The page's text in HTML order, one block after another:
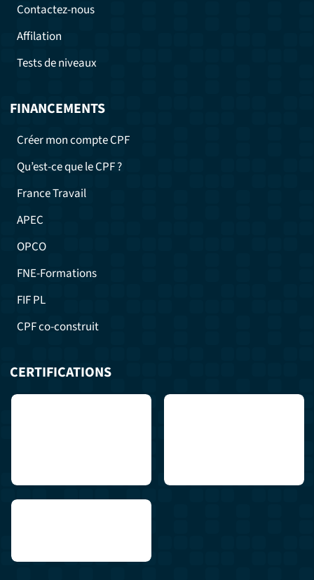
Contactez-nous
Affilation
Tests de niveaux
CERTIFICATIONS
FINANCEMENTS
Créer mon compte CPF
Qu’est-ce que le CPF ?
France Travail
APEC
OPCO
FNE-Formations
FIF PL
CPF co-construit